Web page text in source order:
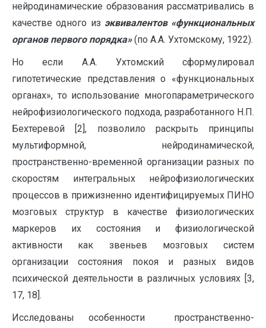
нейродинамические образования рассматривались в
качестве одного из эквивалентов «функциональных
органов первого порядка»(по А.А. Ухтомскому, 1922).
Но если А.А. Ухтомский сформулировал
гипотетические представления о «функциональных
органах», то использование многопараметрического
нейрофизиологического подхода, разработанного Н.П.
Бехтеревой [2], позволило раскрыть принципы
мультиформной, нейродинамической,
пространственно-временной организации разных по
скоростям интегральных нейрофизиологических
процессов в прижизненно идентифицируемых ПИНО
мозговых структур в качестве физиологических
маркеров их состояния и физиологической
активности как звеньев мозговых систем
организации состояния покоя и разных видов
психической деятельности в различных условиях [3,
17, 18].
Исследованы особенности пространственно-